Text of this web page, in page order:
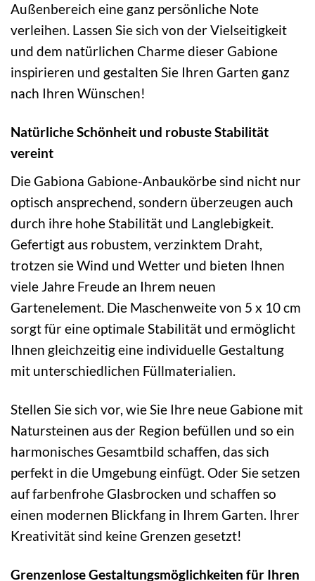
Außenbereich eine ganz persönliche Note
verleihen. Lassen Sie sich von der Vielseitigkeit
und dem natürlichen Charme dieser Gabione
inspirieren und gestalten Sie Ihren Garten ganz
nach Ihren Wünschen!
Natürliche Schönheit und robuste Stabilität
vereint
Die Gabiona Gabione-Anbaukörbe sind nicht nur
optisch ansprechend, sondern überzeugen auch
durch ihre hohe Stabilität und Langlebigkeit.
Gefertigt aus robustem, verzinktem Draht,
trotzen sie Wind und Wetter und bieten Ihnen
viele Jahre Freude an Ihrem neuen
Gartenelement. Die Maschenweite von 5 x 10 cm
sorgt für eine optimale Stabilität und ermöglicht
Ihnen gleichzeitig eine individuelle Gestaltung
mit unterschiedlichen Füllmaterialien.
Stellen Sie sich vor, wie Sie Ihre neue Gabione mit
Natursteinen aus der Region befüllen und so ein
harmonisches Gesamtbild schaffen, das sich
perfekt in die Umgebung einfügt. Oder Sie setzen
auf farbenfrohe Glasbrocken und schaffen so
einen modernen Blickfang in Ihrem Garten. Ihrer
Kreativität sind keine Grenzen gesetzt!
Grenzenlose Gestaltungsmöglichkeiten für Ihren